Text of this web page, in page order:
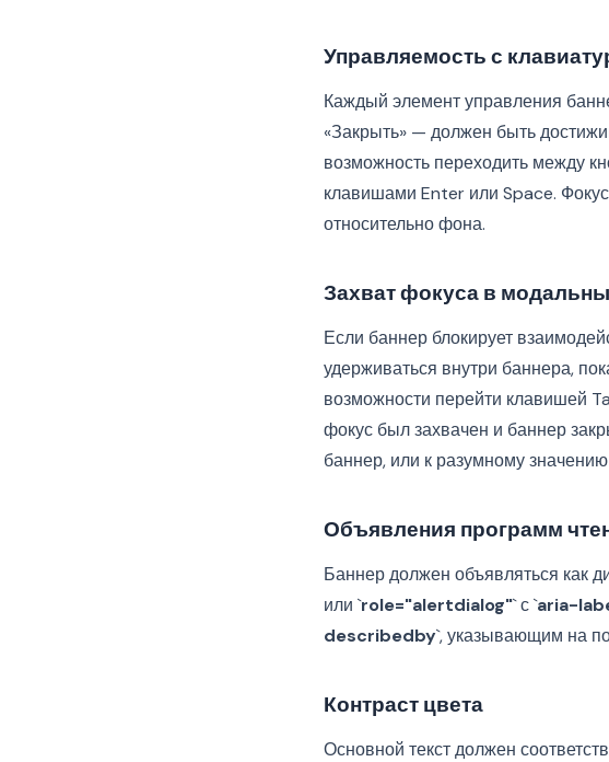
Управляемость с
Каждый элемент управления
«Закрыть» — должен быть
возможность переходить между
клавишами Enter или Space.
относительно фона.
Захват фокуса в
Если баннер блокирует
удерживаться внутри баннера,
возможности перейти клавишей
фокус был захвачен и баннер
баннер, или к разумному
Объявления программ
Баннер должен объявляться как
или `role="alertdialog"` с `aria-
describedby`, указывающим на
Контраст цвета
Основной текст должен